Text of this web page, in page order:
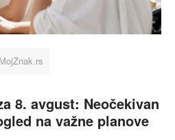
MojZnak.rs
8. avgust: Neočekivan
na važne planove